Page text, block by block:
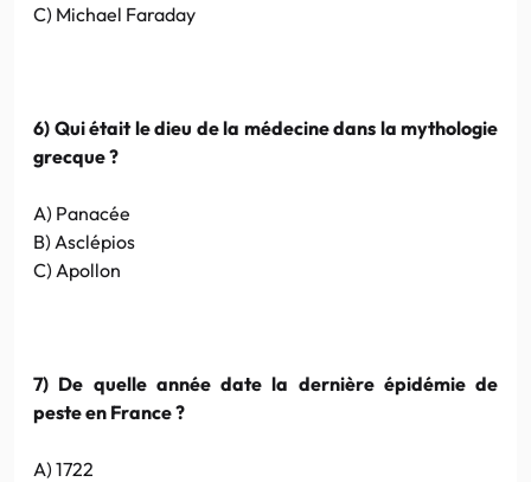
C) Michael Faraday
6) Qui était le dieu de la médecine dans la mythologie
grecque ?
A) Panacée
B) Asclépios
C) Apollon
7) De quelle année date la dernière épidémie de
peste en France ?
A) 1722